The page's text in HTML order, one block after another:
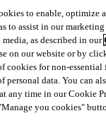
Workspace.
to enable, optimize
to assist in our
as described in our
on our website or by
cookies for non-
personal data. You can
any time in our Cookie
you cookies"